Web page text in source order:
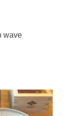
wave